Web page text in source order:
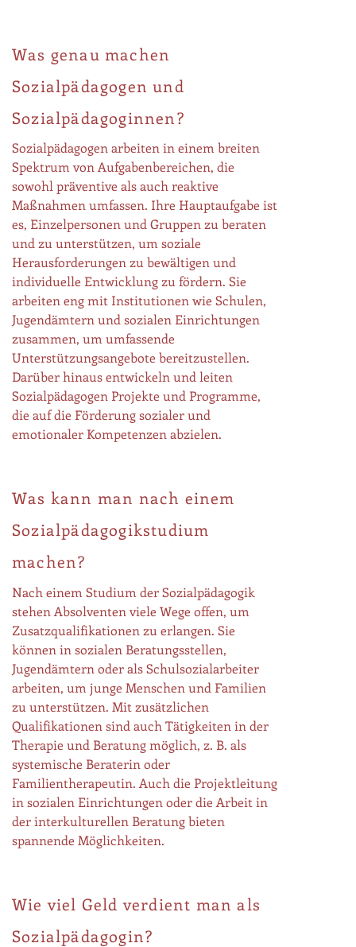
Was genau machen
Sozialpädagogen und
Sozialpädagoginnen?
Sozialpädagogen arbeiten in einem breiten
Spektrum von Aufgabenbereichen, die
sowohl präventive als auch reaktive
Maßnahmen umfassen. Ihre Hauptaufgabe ist
es, Einzelpersonen und Gruppen zu beraten
und zu unterstützen, um soziale
Herausforderungen zu bewältigen und
individuelle Entwicklung zu fördern. Sie
arbeiten eng mit Institutionen wie Schulen,
Jugendämtern und sozialen Einrichtungen
zusammen, um umfassende
Unterstützungsangebote bereitzustellen.
Darüber hinaus entwickeln und leiten
Sozialpädagogen Projekte und Programme,
die auf die Förderung sozialer und
emotionaler Kompetenzen abzielen.
Was kann man nach einem
Sozialpädagogikstudium
machen?
Nach einem Studium der Sozialpädagogik
stehen Absolventen viele Wege offen, um
Zusatzqualifikationen zu erlangen. Sie
können in sozialen Beratungsstellen,
Jugendämtern oder als Schulsozialarbeiter
arbeiten, um junge Menschen und Familien
zu unterstützen. Mit zusätzlichen
Qualifikationen sind auch Tätigkeiten in der
Therapie und Beratung möglich, z. B. als
systemische Beraterin oder
Familientherapeutin. Auch die Projektleitung
in sozialen Einrichtungen oder die Arbeit in
der interkulturellen Beratung bieten
spannende Möglichkeiten.
Wie viel Geld verdient man als
Sozialpädagogin?